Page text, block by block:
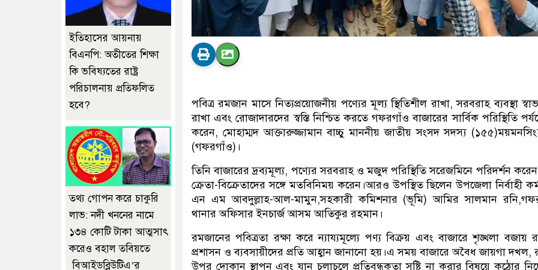
পবিত্র রমজান মাসে নিত্যপ্রয়োজনীয় পণ্যের মূল্য স্থিতিশীল রাখা, সরবরাহ ব্যবস্থা
রাখা এবং রোজাদারদের স্বস্তি নিশ্চিত করতে গফরগাঁও বাজারের সার্বিক পরিস্থিতি
করেন, মোহাম্মদ আক্তারুজ্জামান বাচ্চু মাননীয় জাতীয় সংসদ সদস্য
(গফরগাঁও)।
তিনি বাজারের দ্রব্যমূল্য, পণ্যের সরবরাহ ও মজুদ পরিস্থিতি সরেজমিনে পরিদর্শন
ক্রেতা-বিক্রেতাদের সঙ্গে মতবিনিময় করেন।আরও উপস্থিত ছিলেন উপজেলা নির্বাহী
এন এম আবদুল্লাহ-আল-মামুন,সহকারী কমিশনার (ভূমি) আমির সালমান
থানার অফিসার ইনচার্জ আসম আতিকুর রহমান।
রমজানের পবিত্রতা রক্ষা করে ন্যায্যমূল্যে পণ্য বিক্রয় এবং বাজারে শৃঙ্খলা বজায়
প্রশাসন ও ব্যবসায়ীদের প্রতি আহ্বান জানানো হয়।এ সময় বাজারে অবৈধ জায়গা দখল,
উপর দোকান স্থাপন এবং যান চলাচলে প্রতিবন্ধকতা সৃষ্টি না করার বিষয়ে কঠোর
ইতিহাসের আয়নায়
বিএনপি: অতীতের শিক্ষা
কি ভবিষ্যতের রাষ্ট্র
পরিচালনায় প্রতিফলিত
হবে?
তথ্য গোপন করে চাকুরি
লাভ: নদী খননের নামে
১৩৪ কোটি টাকা আত্মসাৎ
করেও বহাল তবিয়তে
বিআইডব্লিউটিএ’র